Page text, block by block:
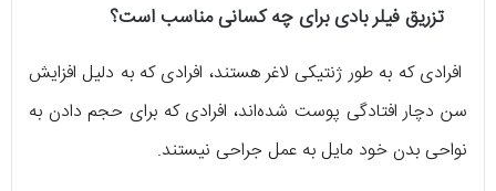
تزریق فیلر بادی برای چه کسانی مناسب است؟
افرادی که به طور ژنتیکی لاغر هستند، افرادی که به دلیل افزایش
سن دچار افتادگی پوست شده‌اند، افرادی که برای حجم دادن به
نواحی بدن خود مایل به عمل جراحی نیستند.